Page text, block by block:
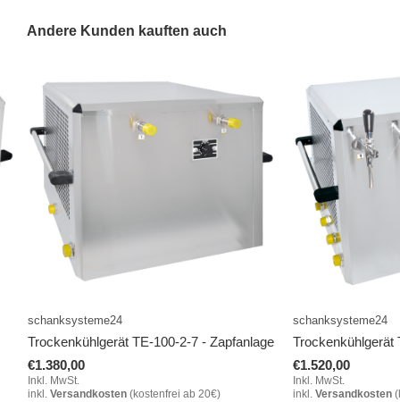
Andere Kunden kauften auch
schanksysteme24
Trockenkühlgerät TE-100-2-7 - Zapfanlage
€1.380,00
Inkl. MwSt.
inkl. Versandkosten(kostenfrei ab 20€)
schanksysteme24
Trockenkühlgerät
€1.520,00
Inkl. MwSt.
inkl. Versandkosten